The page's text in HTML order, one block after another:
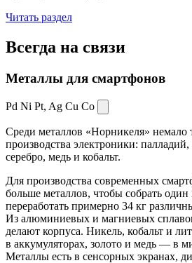
Читать раздел
Всегда на связи
Металлы для смартфонов
Pd Ni Pt, Ag Cu Co
Среди металлов «Норникеля» немало
производства электроники:
серебро, медь и кобальт.
Для производства современных
больше металлов, чтобы собрать
переработать примерно 34 кг
Из алюминиевых и магниевых
делают корпуса. Никель, кобальт и
в аккумуляторах, золото и медь — в
Металлы есть в сенсорных экранах,